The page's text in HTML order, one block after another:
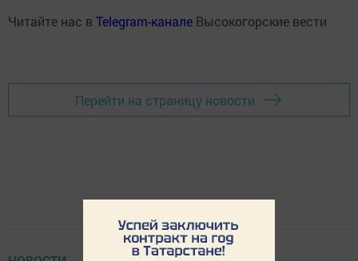
Читайте нас в Telegram-канале Высокогорские вести
Перейти на страницу новости